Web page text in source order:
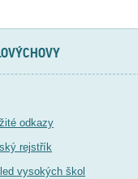
odkazy
rejstřík
vysokých škol